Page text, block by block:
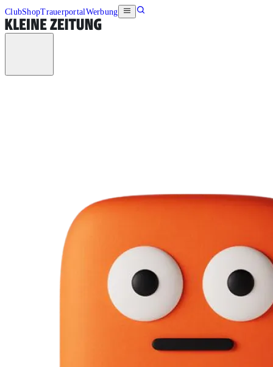
ClubShopTrauerportalWerbung